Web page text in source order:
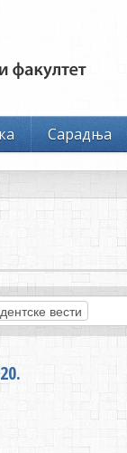
Сарадња
вести